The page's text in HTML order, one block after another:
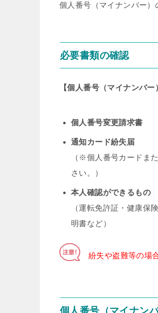
個人番号（マイナンバー）
必要書類の確認
【個人番号（マイナンバ
個人番号変更請求書
通知カード紛失届
（※個人番号カードま
さい。）
本人確認ができるもの
（運転免許証・健康保
明書など）
紛失や盗難等の場
個人番号（マイナン